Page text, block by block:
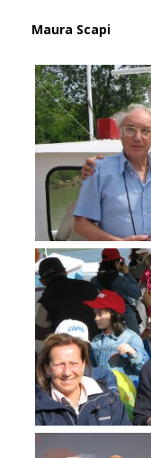
Maura Scapi